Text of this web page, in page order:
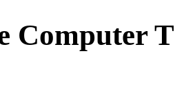
Computer